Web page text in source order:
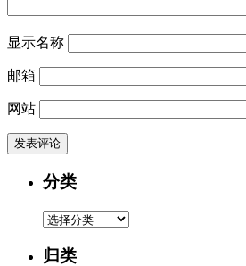
显示名称
邮箱
网站
分类
分
归类